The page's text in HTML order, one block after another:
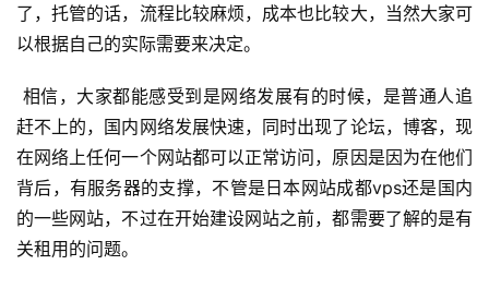
了，托管的话，流程比较麻烦，成本也比较大，当然大家可
以根据自己的实际需要来决定。
赶不上的，国内网络发展快速，同时出现了论坛，博客，现
在网络上任何一个网站都可以正常访问，原因是因为在他们
背后，有服务器的支撑，不管是日本网站成都vps还是国内
的一些网站，不过在开始建设网站之前，都需要了解的是有
关租用的问题。